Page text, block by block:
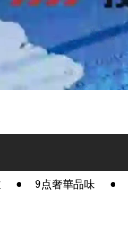
9点奢華品味